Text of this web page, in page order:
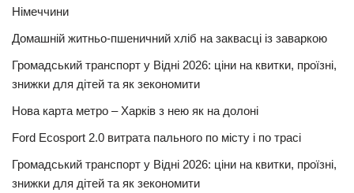
Німеччини
Домашній житньо-пшеничний хліб на заквасці із заваркою
Громадський транспорт у Відні 2026: ціни на квитки, проїзні,
знижки для дітей та як зекономити
Нова карта метро – Харків з нею як на долоні
Ford Ecosport 2.0 витрата пального по місту і по трасі
Громадський транспорт у Відні 2026: ціни на квитки, проїзні,
знижки для дітей та як зекономити